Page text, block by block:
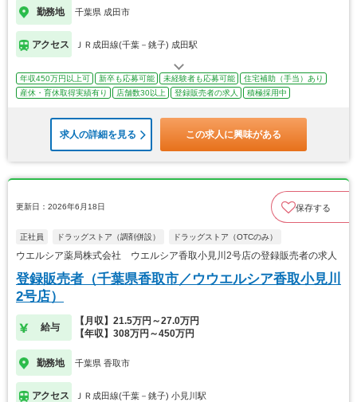
勤務地 千葉県 成田市
アクセス ＪＲ成田線(千葉－銚子) 成田駅
年収450万円以上可 新卒も応募可能 未経験者も応募可能
住宅補助（手当）あり
産休・育休取得実績有り
店舗数30以上 登録販売者の求人 積極採用中
求人の詳細を見る この求人に興味がある
更新日：2026年6月18日 保存する
正社員 ドラッグストア（調剤併設） ドラッグストア（OTCのみ）
ウエルシア薬局株式会社 ウエルシア香取小見川2号店の登録販売者の求人
登録販売者（千葉県香取市／ウウエルシア香取小見川
2号店）
給与
【月収】21.5万円～27.0万円
【年収】308万円～450万円
勤務地 千葉県 香取市
アクセス ＪＲ成田線(千葉－銚子) 小見川駅